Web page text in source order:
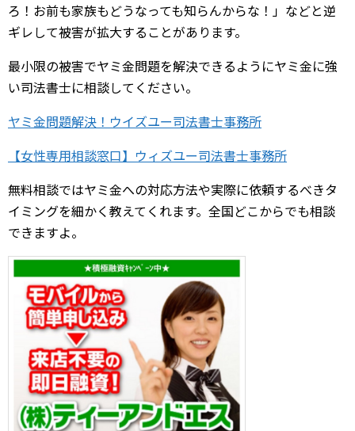
ろ！お前も家族もどうなっても知らんからな！」などと逆
ギレして被害が拡大することがあります。
最小限の被害でヤミ金問題を解決できるようにヤミ金に強
い司法書士に相談してください。
ヤミ金問題解決！ウイズユー司法書士事務所
【女性専用相談窓口】ウィズユー司法書士事務所
無料相談ではヤミ金への対応方法や実際に依頼するべきタ
イミングを細かく教えてくれます。全国どこからでも相談
できますよ。